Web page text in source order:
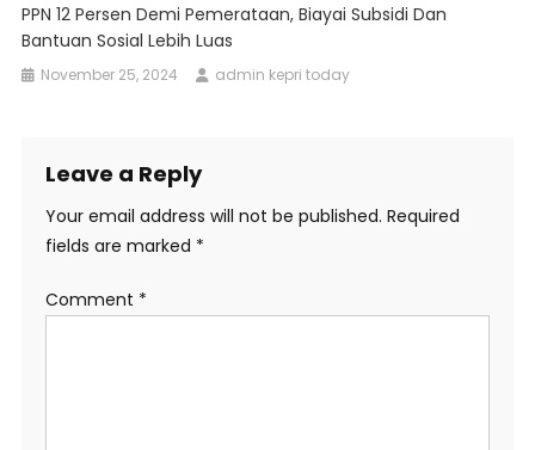
PPN 12 Persen Demi Pemerataan, Biayai Subsidi Dan
Bantuan Sosial Lebih Luas
November 25, 2024 admin kepri today
Leave a Reply
Your email address will not be published. Required
fields are marked *
Comment *